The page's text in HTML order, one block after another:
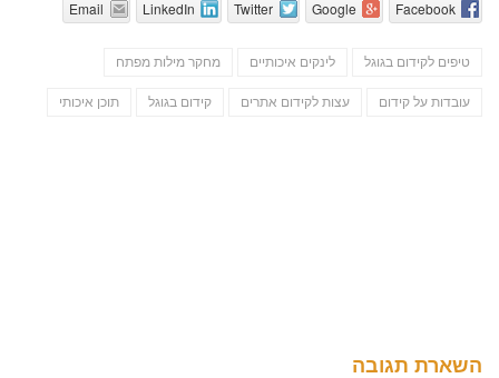
Facebook
Google
Twitter
LinkedIn
Email
טיפים לקידום בגוגל לינקים איכותיים מחקר מילות מפתח
עובדות על קידום עצות לקידום אתרים קידום בגוגל תוכן איכותי
השארת תגובה